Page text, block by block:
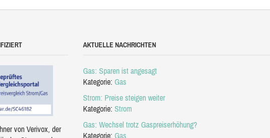
von Verivox, der
AKTUELLE NACHRICHTEN
Gas: Sparen ist angesagt
Kategorie: Gas
Strom: Preise steigen weiter
Kategorie: Strom
Gas: Wechsel trotz Gaspreiserhöhung?
Kategorie: Gas